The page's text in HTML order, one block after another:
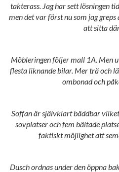
takterass. Jag har sett lösningen
men det var först nu som jag
att sitta
Möbleringen följer mall 1A. Men
flesta liknande bilar. Mer trä och
ombonad och
Soffan är självklart bäddbar
sovplatser och fem bältade
faktiskt möjlighet att
Dusch ordnas under den öppna